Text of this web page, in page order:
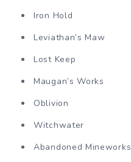
Iron Hold
Leviathan’s Maw
Lost Keep
Maugan’s Works
Oblivion
Witchwater
Abandoned Mineworks